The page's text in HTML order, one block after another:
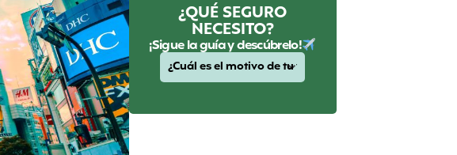
¿QUÉ SEGURO
NECESITO?
¡Sigue la guía y descúbrelo!